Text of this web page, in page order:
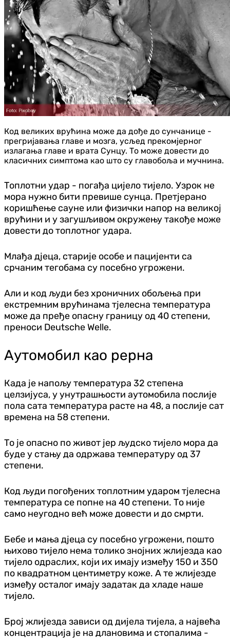
Код великих врућина може да дође до сунчанице -
прегријавања главе и мозга, усљед прекомјерног
излагања главе и врата Сунцу. То може довести до
класичних симптома као што су главобоља и мучнина.
Топлотни удар - погађа цијело тијело. Узрок не
мора нужно бити превише сунца. Претјерано
коришћење сауне или физички напор на великој
врућини и у загушљивом окружењу такође може
довести до топлотног удара.
Млађа д‌јеца, старије особе и пацијенти са
срчаним тегобама су посебно угрожени.
Али и код људи без хроничних обољења при
екстремним врућинама тјелесна температура
може да пређе опасну границу од 40 степени,
преноси Deutsche Welle.
Аутомобил као рерна
Када је напољу температура 32 степена
целзијуса, у унутрашњости аутомобила послије
пола сата температура расте на 48, а послије сат
времена на 58 степени.
То је опасно по живот јер људско тијело мора да
буде у стању да одржава температуру од 37
степени.
Код људи погођених топлотним ударом тјелесна
температура се попне на 40 степени. То није
само неугодно већ може довести и до смрти.
Бебе и мања д‌јеца су посебно угрожени, пошто
њихово тијело нема толико знојних жлијезда као
тијело одраслих, који их имају између 150 и 350
по квадратном центиметру коже. А те жлијезде
између осталог имају задатак да хладе наше
тијело.
Број жлијезда зависи од дијела тијела, а највећа
концентрација је на длановима и стопалима -